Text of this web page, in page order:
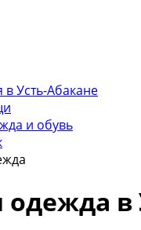
Усть-Абакане
и обувь
одежда в